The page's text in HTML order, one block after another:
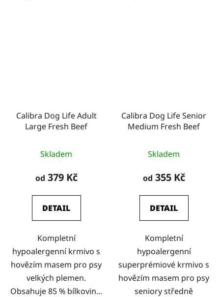
Calibra Dog Life Adult
Large Fresh Beef
Skladem
od 379 Kč
DETAIL
Kompletní
hypoalergenní krmivo s
hovězím masem pro psy
velkých plemen.
Obsahuje 85 % bílkovin...
Calibra Dog Life Senior
Medium Fresh Beef
Skladem
od 355 Kč
DETAIL
Kompletní
hypoalergenní
superprémiové krmivo s
hovězím masem pro psy
seniory středně